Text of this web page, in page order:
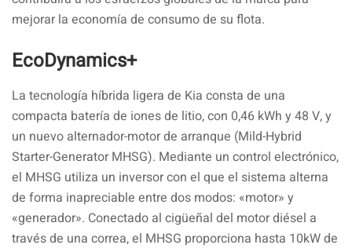
mejorar la economía de consumo de su flota.
EcoDynamics+
La tecnología híbrida ligera de Kia consta de una
compacta batería de iones de litio, con 0,46 kWh y 48 V, y
un nuevo alternador-motor de arranque (Mild-Hybrid
Starter-Generator MHSG). Mediante un control electrónico,
el MHSG utiliza un inversor con el que el sistema alterna
de forma inapreciable entre dos modos: «motor» y
«generador». Conectado al cigüeñal del motor diésel a
través de una correa, el MHSG proporciona hasta 10kW de